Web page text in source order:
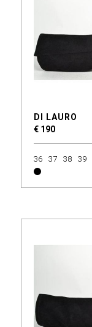
DI LAURO
€ 190
36 37 38 39